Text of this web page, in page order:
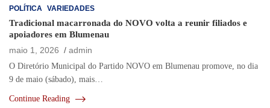
POLÍTICA VARIEDADES
Tradicional macarronada do NOVO volta a reunir filiados e
apoiadores em Blumenau
maio 1, 2026
admin
O Diretório Municipal do Partido NOVO em Blumenau promove, no dia
9 de maio (sábado), mais…
Continue Reading